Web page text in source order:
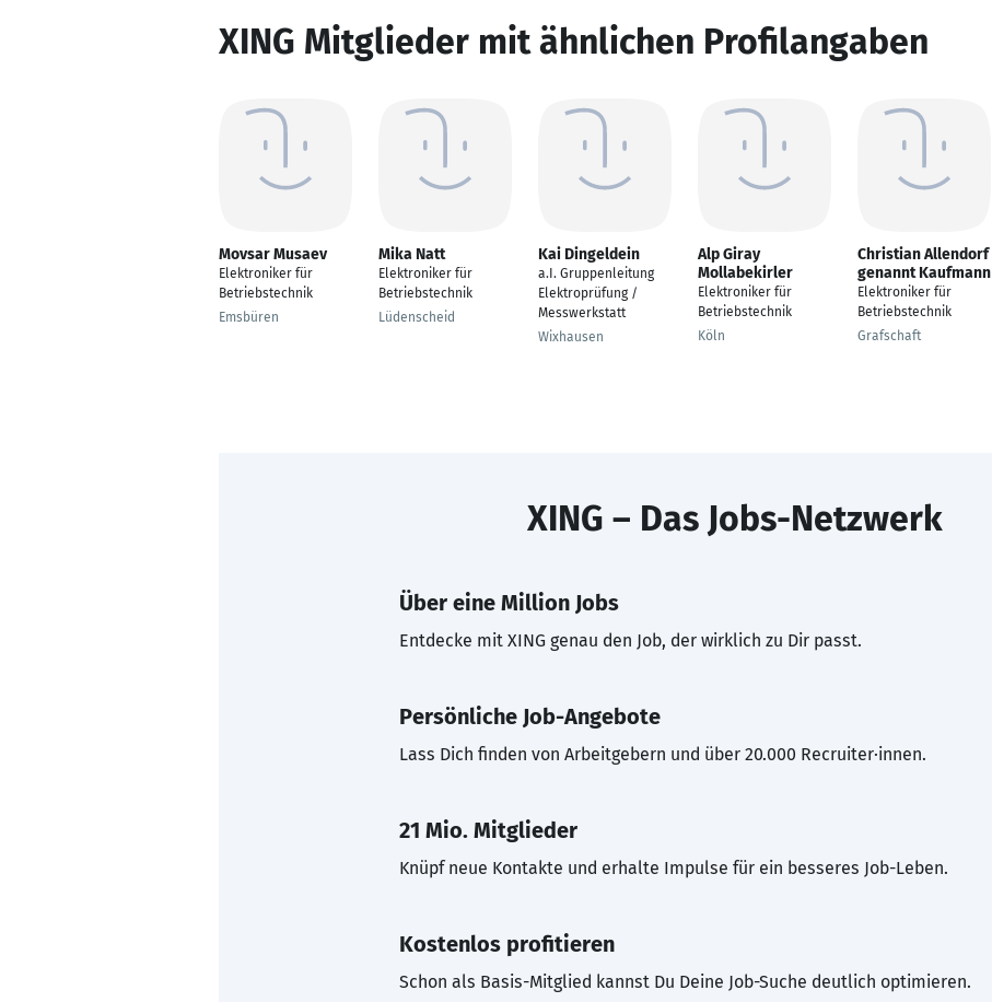
XING Mitglieder mit ähnlichen Profilangaben
Movsar Musaev
Elektroniker für
Betriebstechnik
Emsbüren
Mika Natt
Elektroniker für
Betriebstechnik
Lüdenscheid
Kai Dingeldein
a.I. Gruppenleitung
Elektroprüfung /
Messwerkstatt
Wixhausen
Alp Giray
Mollabekirler
Elektroniker für
Betriebstechnik
Köln
Christian Allendorf
genannt Kaufmann
Elektroniker für
Betriebstechnik
Grafschaft
XING – Das Jobs-Netzwerk
Über eine Million Jobs
Entdecke mit XING genau den Job, der wirklich zu Dir passt.
Persönliche Job-Angebote
Lass Dich finden von Arbeitgebern und über 20.000 Recruiter·innen.
21 Mio. Mitglieder
Knüpf neue Kontakte und erhalte Impulse für ein besseres Job-Leben.
Kostenlos profitieren
Schon als Basis-Mitglied kannst Du Deine Job-Suche deutlich optimieren.